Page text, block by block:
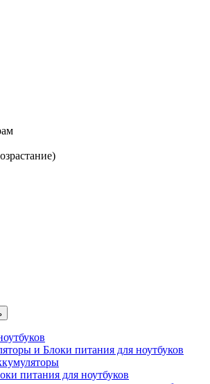
и Блоки питания для ноутбуков
питания для ноутбуков